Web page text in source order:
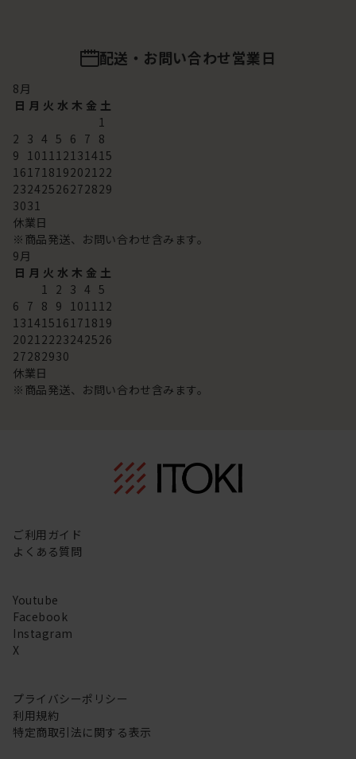
配送・お問い合わせ営業日
8月
日 月 火 水 木 金 土
1
2 3 4 5 6 7 8
9 101112131415
16171819202122
23242526272829
3031
休業日
※商品発送、お問い合わせ含みます。
9月
日 月 火 水 木 金 土
1 2 3 4 5
6 7 8 9 101112
13141516171819
20212223242526
27282930
休業日
※商品発送、お問い合わせ含みます。
ご利用ガイド
よくある質問
Youtube
Facebook
Instagram
X
プライバシーポリシー
利用規約
特定商取引法に関する表示